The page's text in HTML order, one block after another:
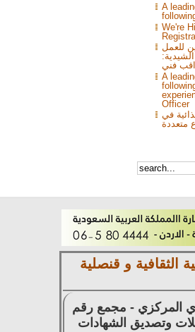
A
We're
للعمل
فني
A
Officer
في
متعددة
الثقافية و قنصلية
المركزي - مجمع رقم